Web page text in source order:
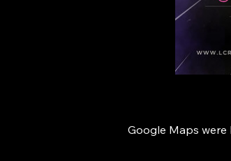
Google Maps